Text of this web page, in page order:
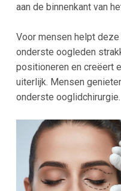
aan de binnenkant van
Voor mensen helpt
onderste oogleden
positioneren en creëert
uiterlijk. Mensen
onderste ooglidchirurgie.